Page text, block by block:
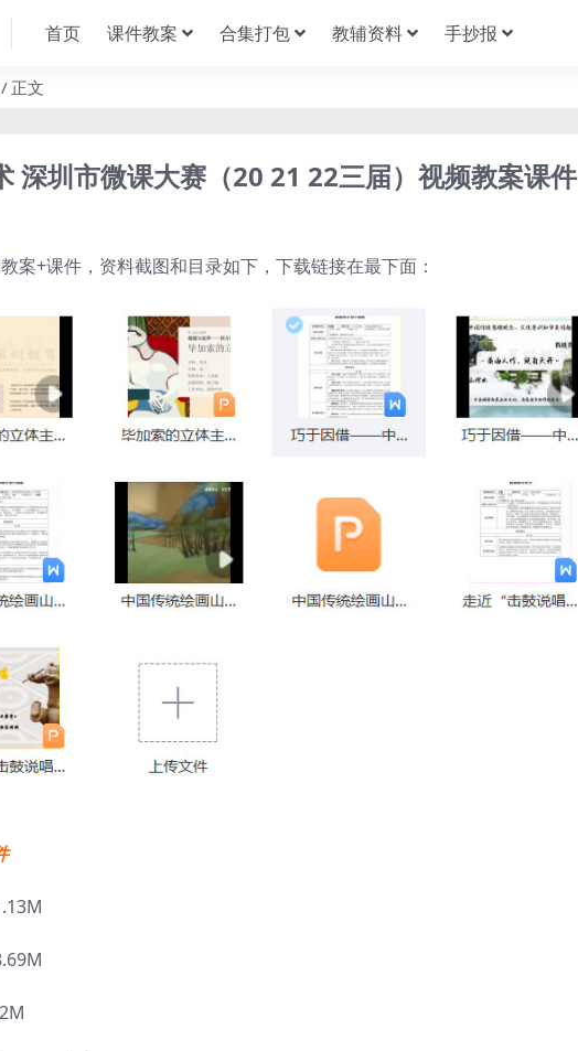
首页 课件教案 合集打包 教辅资料 手抄报
正文
深圳市微课大赛（20 21 22三届）视频教案课件
案+课件，资料截图和目录如下，下载链接在最下面：